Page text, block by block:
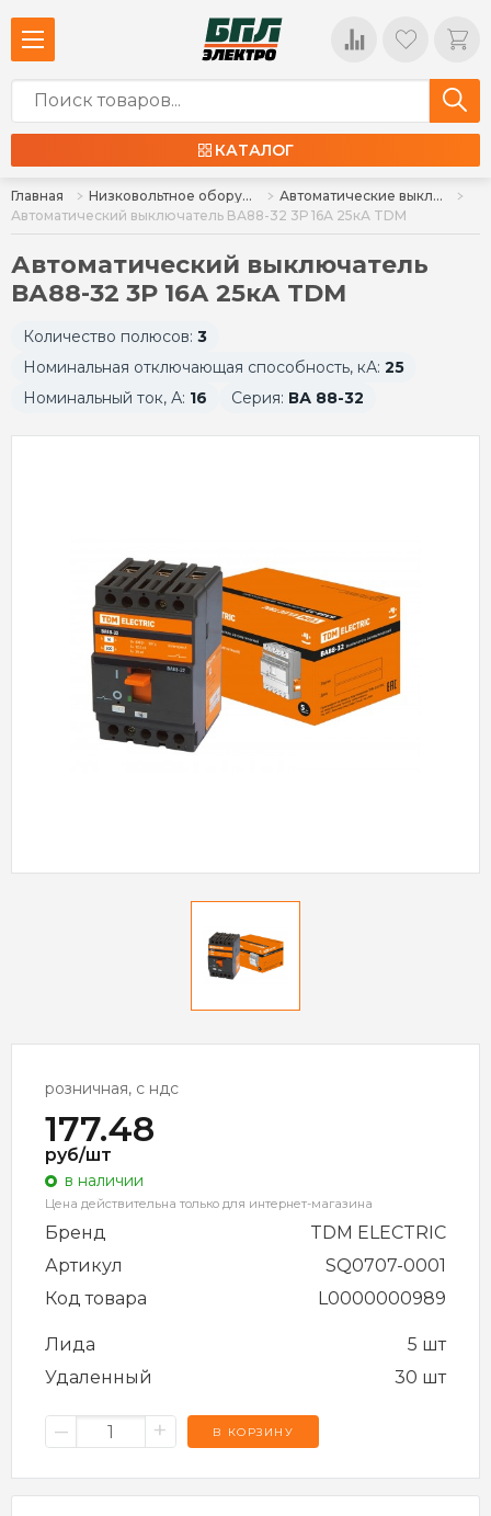
КАТАЛОГ
Главная Низковольтное оборудование
Автоматические выключатели в литом корпусе
Автоматический выключатель ВА88-32 3Р 16А 25кА TDM
Автоматический выключатель
ВА88-32 3Р 16А 25кА TDM
Количество полюсов: 3
Номинальная отключающая способность, кА: 25
Номинальный ток, А: 16 Серия: ВА 88-32
розничная, с ндс
177.48
руб/шт
в наличии
Цена действительна только для интернет-магазина
Бренд
TDM ELECTRIC
Артикул
SQ0707-0001
Код товара
L0000000989
Лида
5 шт
Удаленный
30 шт
– + В КОРЗИНУ